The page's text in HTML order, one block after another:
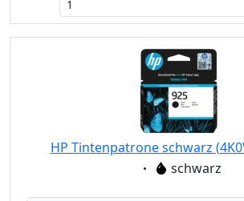
HP Tintenpatrone schwarz
Eigenschaft:
schwarz